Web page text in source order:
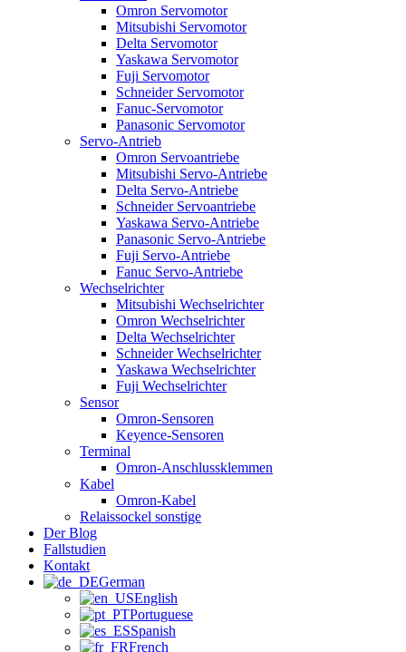
Omron Servomotor
Mitsubishi Servomotor
Delta Servomotor
Yaskawa Servomotor
Fuji Servomotor
Schneider Servomotor
Fanuc-Servomotor
Panasonic Servomotor
Servo-Antrieb
Omron Servoantriebe
Mitsubishi Servo-Antriebe
Delta Servo-Antriebe
Schneider Servoantriebe
Yaskawa Servo-Antriebe
Panasonic Servo-Antriebe
Fuji Servo-Antriebe
Fanuc Servo-Antriebe
Wechselrichter
Mitsubishi Wechselrichter
Omron Wechselrichter
Delta Wechselrichter
Schneider Wechselrichter
Yaskawa Wechselrichter
Fuji Wechselrichter
Sensor
Omron-Sensoren
Keyence-Sensoren
Terminal
Omron-Anschlussklemmen
Kabel
Omron-Kabel
Relaissockel sonstige
Der Blog
Fallstudien
Kontakt
German
English
Portuguese
Spanish
French